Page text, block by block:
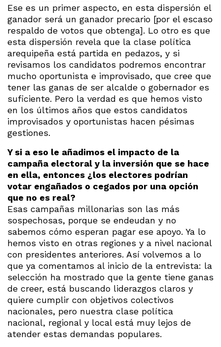
Ese es un primer aspecto, en esta dispersión el
ganador será un ganador precario [por el escaso
respaldo de votos que obtenga]. Lo otro es que
esta dispersión revela que la clase política
arequipeña está partida en pedazos, y si
revisamos los candidatos podremos encontrar
mucho oportunista e improvisado, que cree que
tener las ganas de ser alcalde o gobernador es
suficiente. Pero la verdad es que hemos visto
en los últimos años que estos candidatos
improvisados y oportunistas hacen pésimas
gestiones.
Y si a eso le añadimos el impacto de la
campaña electoral y la inversión que se hace
en ella, entonces ¿los electores podrían
votar engañados o cegados por una opción
que no es real?
Esas campañas millonarias son las más
sospechosas, porque se endeudan y no
sabemos cómo esperan pagar ese apoyo. Ya lo
hemos visto en otras regiones y a nivel nacional
con presidentes anteriores. Así volvemos a lo
que ya comentamos al inicio de la entrevista: la
selección ha mostrado que la gente tiene ganas
de creer, está buscando liderazgos claros y
quiere cumplir con objetivos colectivos
nacionales, pero nuestra clase política
nacional, regional y local está muy lejos de
atender estas demandas populares.